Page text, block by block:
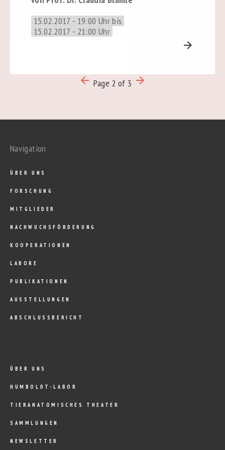
15.02.2017 - 19:00 Uhr bis
15.02.2017 - 21:00 Uhr
arrow_forward
arrow_backward
Page 2 of 3 arrow_forward
Navigation
ÜBER UNS
FORSCHUNG
MITGLIEDER
NACHWUCHSFÖRDERUNG
KOOPERATIONEN
LABORE
PUBLIKATIONEN
AUSSTELLUNGEN
ABSCHLUSSBERICHT
ÜBER UNS
HUMBOLDT-LABOR
TIERANATOMISCHES THEATER
SAMMLUNGEN
NEWSLETTER